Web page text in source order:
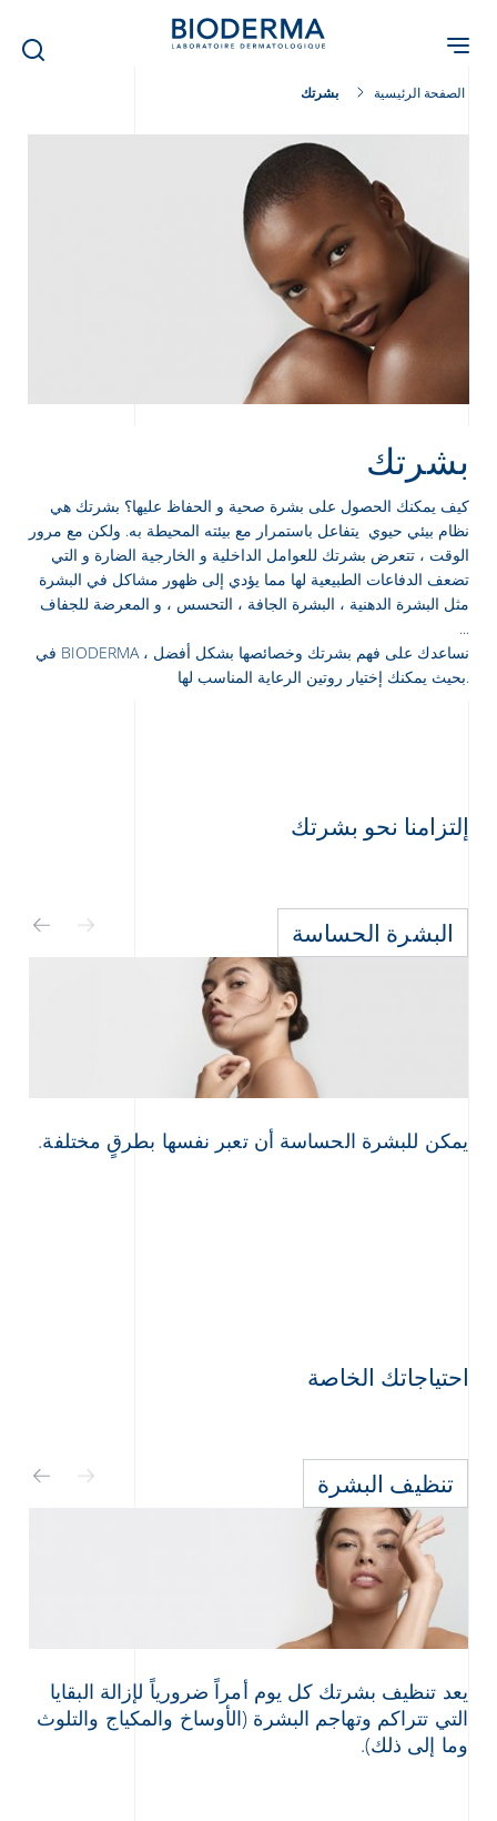
content
الصفحة الرئيسية بشرتك
بشرتك
كيف يمكنك الحصول على بشرة صحية و الحفاظ عليها؟ بشرتك هي
نظام بيئي حيوي يتفاعل باستمرار مع بيئته المحيطة به. ولكن مع مرور
الوقت ، تتعرض بشرتك للعوامل الداخلية و الخارجية الضارة و التي
تضعف الدفاعات الطبيعية لها مما يؤدي إلى ظهور مشاكل في البشرة
مثل البشرة الدهنية ، البشرة الجافة ، التحسس ، و المعرضة للجفاف
...
في BIODERMA ، نساعدك على فهم بشرتك وخصائصها بشكل أفضل
بحيث يمكنك إختيار روتين الرعاية المناسب لها.
إلتزامنا نحو بشرتك
البشرة الحساسة
يمكن للبشرة الحساسة أن تعبر نفسها بطرقٍ مختلفة.
احتياجاتك الخاصة
تنظيف البشرة
يعد تنظيف بشرتك كل يوم أمراً ضرورياً لإزالة البقايا
التي تتراكم وتهاجم البشرة (الأوساخ والمكياج والتلوث
وما إلى ذلك).